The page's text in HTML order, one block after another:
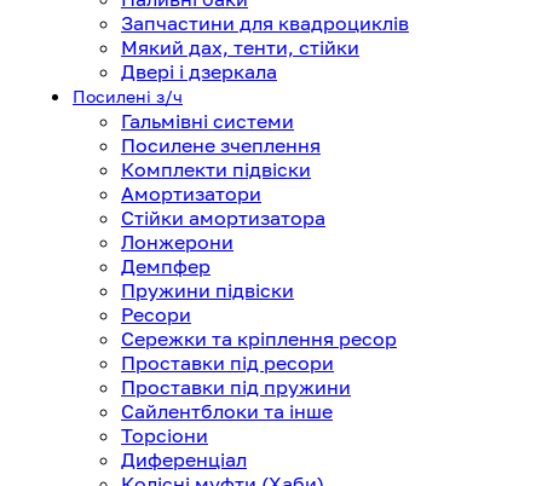
Запчастини для квадроциклів
Мякий дах, тенти, стійки
Двері і дзеркала
Посилені з/ч
Гальмівні системи
Посилене зчеплення
Комплекти підвіски
Амортизатори
Стійки амортизатора
Лонжерони
Демпфер
Пружини підвіски
Ресори
Сережки та кріплення ресор
Проставки під ресори
Проставки під пружини
Сайлентблоки та інше
Торсіони
Диференціал